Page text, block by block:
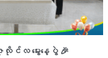
လိုင်လ မွေးနေ့ပွဲ 🎉